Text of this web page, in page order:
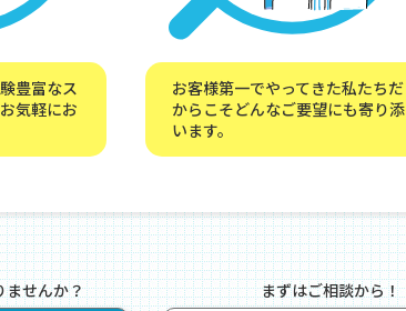
豊富なス
気軽にお
お客様第一でやってきた私たちだ
からこそどんなご要望にも寄り添
います。
ませんか？ まずはご相談から！